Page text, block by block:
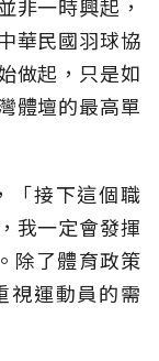
非一時興起，
華民國羽球協
做起，只是如
體壇的最高單
「接下這個職
我一定會發揮
除了體育政策
視運動員的需